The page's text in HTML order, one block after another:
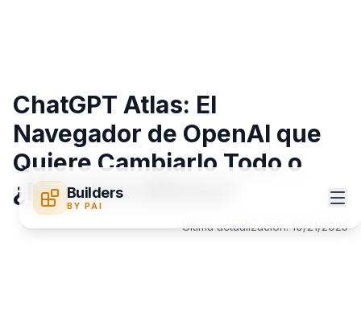
Builders
BY PAI
ChatGPT Atlas: El
Navegador de OpenAI que
Quiere Cambiarlo Todo o
¿Más de lo Mismo?
Última actualización: 10/21/2025